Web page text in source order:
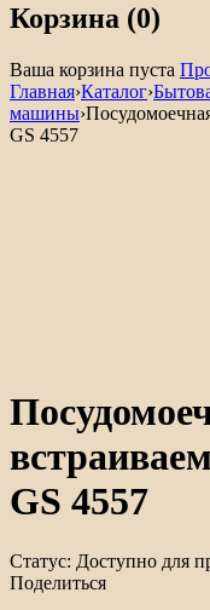
Корзина (0)
Ваша корзина пуста
Главная›Каталог›
машины›
GS 4557
GS 4557
Статус: Доступно для
Поделиться